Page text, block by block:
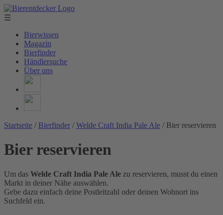
☰
Bierwissen
Magazin
Bierfinder
Händlersuche
Über uns
Startseite / Bierfinder / Welde Craft India Pale Ale / Bier reservieren
Bier reservieren
Um das Welde Craft India Pale Ale zu reservieren, musst du einen
Markt in deiner Nähe auswählen.
Gebe dazu einfach deine Postleitzahl oder deinen Wohnort ins
Suchfeld ein.